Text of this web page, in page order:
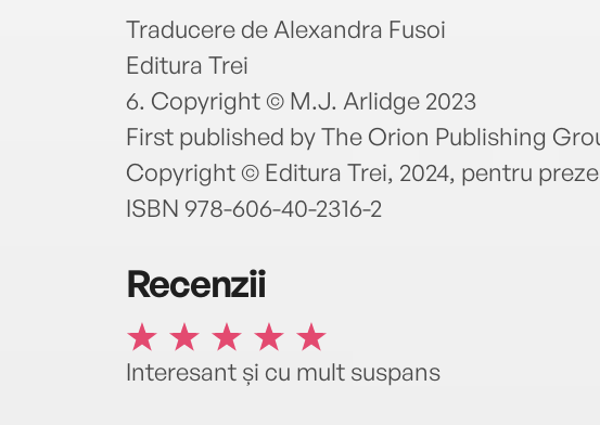
Traducere de Alexandra Fusoi
Editura Trei
6. Copyright © M.J. Arlidge 2023
First published by The Orion Publishing
Copyright © Editura Trei, 2024, pentru
ISBN 978-606-40-2316-2
Recenzii
Interesant și cu mult suspans